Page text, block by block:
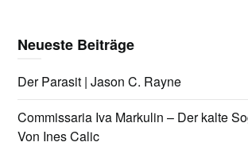
Neueste Beiträge
Der Parasit | Jason C. Rayne
Commissaria Iva Markulin – Der kalte
Von Ines Calic